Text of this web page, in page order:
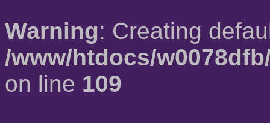
Warning: Creating
/www/htdocs/
on line 109